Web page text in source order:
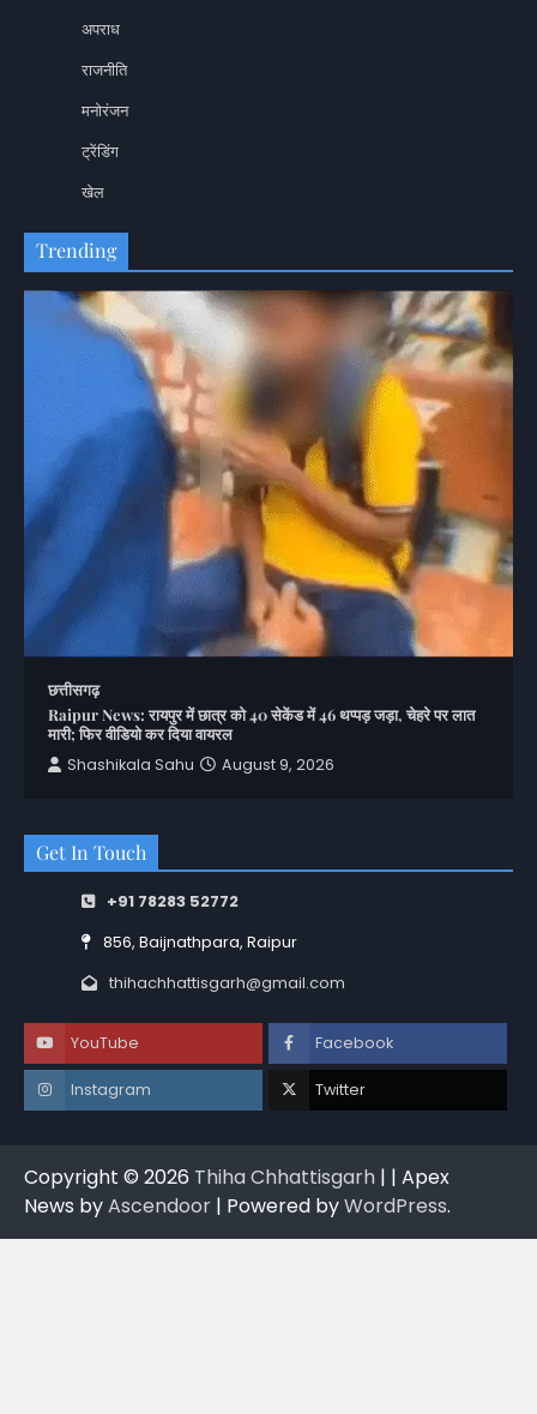
अपराध
राजनीति
मनोरंजन
ट्रेंडिंग
खेल
Trending
छत्तीसगढ़
Raipur News: रायपुर में छात्र को 40 सेकेंड में 46 थप्पड़ जड़ा, चेहरे पर लात
मारी; फिर वीडियो कर दिया वायरल
Shashikala Sahu
August 9, 2026
Get In Touch
+91 78283 52772
856, Baijnathpara, Raipur
thihachhattisgarh@gmail.com
YouTube Facebook
Instagram Twitter
Copyright © 2026 Thiha Chhattisgarh | | Apex
News byAscendoor | Powered byWordPress.